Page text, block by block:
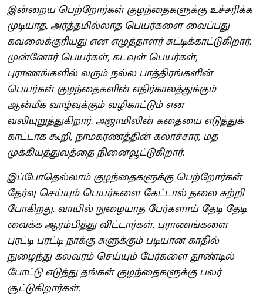
இன்றைய பெற்றோர்கள் குழந்தைகளுக்கு உச்சரிக்க
முடியாத, அர்த்தமில்லாத பெயர்களை வைப்பது
கவலைக்குரியது என எழுத்தாளர் சுட்டிக்காட்டுகிறார்.
முன்னோர் பெயர்கள், கடவுள் பெயர்கள்,
புராணங்களில் வரும் நல்ல பாத்திரங்களின்
பெயர்கள் குழந்தைகளின் எதிர்காலத்துக்கும்
ஆன்மீக வாழ்வுக்கும் வழிகாட்டும் என
வலியுறுத்துகிறார். அஜாமிலின் கதையை எடுத்துக்
காட்டாக கூறி, நாமகரணத்தின் கலாச்சார, மத
முக்கியத்துவத்தை நினைவூட்டுகிறார்.
இப்போதெல்லாம் குழந்தைகளுக்கு பெற்றோர்கள்
தேர்வு செய்யும் பெயர்களை கேட்டால் தலை சுற்றி
போகிறது. வாயில் நுழையாத பேர்களாய் தேடி தேடி
வைக்க ஆரம்பித்து விட்டார்கள். புராணங்களை
புரட்டி புரட்டி நாக்கு சுளுக்கும் படியான காதில்
நுழைந்து கலவரம் செய்யும் பேர்களை தூண்டில்
போட்டு எடுத்து தங்கள் குழந்தைகளுக்கு பலர்
சூட்டுகிறார்கள்.